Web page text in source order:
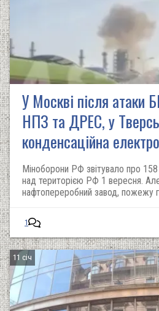
У Москві після атаки
НПЗ та ДРЕС, у
конденсаційна
Міноборони РФ звітувало про
над територією РФ 1 вересня.
нафтопереробний завод, пожежу
1
11 січ